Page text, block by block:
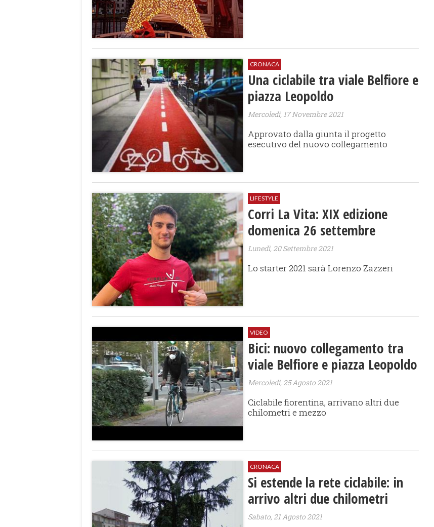
CRONACA
Una ciclabile tra viale Belfiore e
piazza Leopoldo
Mercoledì, 17 Novembre 2021
Approvato dalla giunta il progetto
esecutivo del nuovo collegamento
LIFESTYLE
Corri La Vita: XIX edizione
domenica 26 settembre
Lunedì, 20 Settembre 2021
Lo starter 2021 sarà Lorenzo Zazzeri
VIDEO
Bici: nuovo collegamento tra
viale Belfiore e piazza Leopoldo
Mercoledì, 25 Agosto 2021
Ciclabile fiorentina, arrivano altri due
chilometri e mezzo
CRONACA
Si estende la rete ciclabile: in
arrivo altri due chilometri
Sabato, 21 Agosto 2021